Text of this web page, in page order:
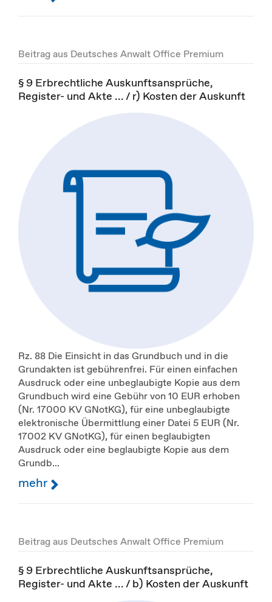
Beitrag aus Deutsches Anwalt Office Premium
§ 9 Erbrechtliche Auskunftsansprüche,
Register- und Akte ... / r) Kosten der Auskunft
Rz. 88 Die Einsicht in das Grundbuch und in die
Grundakten ist gebührenfrei. Für einen einfachen
Ausdruck oder eine unbeglaubigte Kopie aus dem
Grundbuch wird eine Gebühr von 10 EUR erhoben
(Nr. 17000 KV GNotKG), für eine unbeglaubigte
elektronische Übermittlung einer Datei 5 EUR (Nr.
17002 KV GNotKG), für einen beglaubigten
Ausdruck oder eine beglaubigte Kopie aus dem
Grundb...
mehr
Beitrag aus Deutsches Anwalt Office Premium
§ 9 Erbrechtliche Auskunftsansprüche,
Register- und Akte ... / b) Kosten der Auskunft